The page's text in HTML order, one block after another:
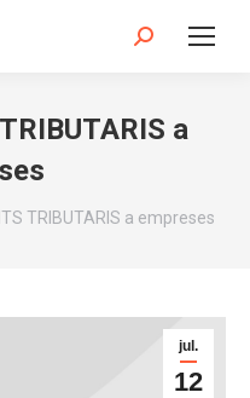
Search:
a
TRIBUTARIS a empreses
jul.
12